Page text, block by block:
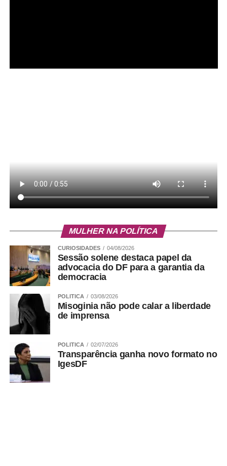
MULHER NA POLÍTICA
CURIOSIDADES 04/08/2026
Sessão solene destaca papel da
advocacia do DF para a garantia da
democracia
POLITICA 03/08/2026
Misoginia não pode calar a liberdade
de imprensa
POLITICA 02/07/2026
Transparência ganha novo formato no
IgesDF